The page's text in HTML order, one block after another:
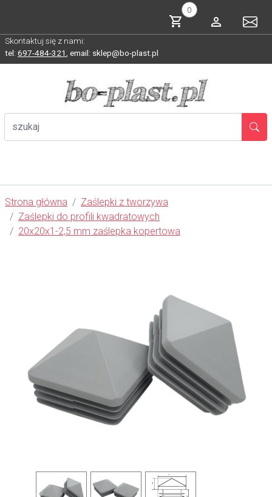
0
Skontaktuj się z nami:
tel: 697-484-321 email: sklep@bo-plast.pl
Strona główna
Zaślepki z tworzywa
Zaślepki do profili kwadratowych
20x20x1-2,5 mm zaślepka kopertowa
Previous